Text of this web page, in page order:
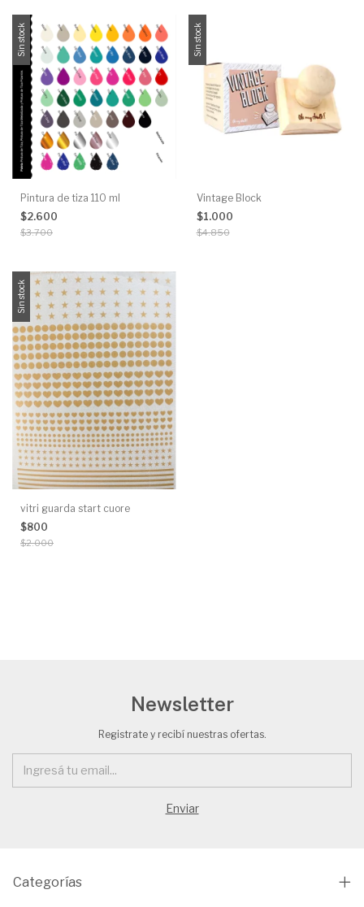
Sin stock
Pintura de tiza 110 ml
$2.600
$3.700
Sin stock
Vintage Block
$1.000
$4.850
Sin stock
vitri guarda start cuore
$800
$2.000
Newsletter
Registrate y recibí nuestras ofertas.
Categorías